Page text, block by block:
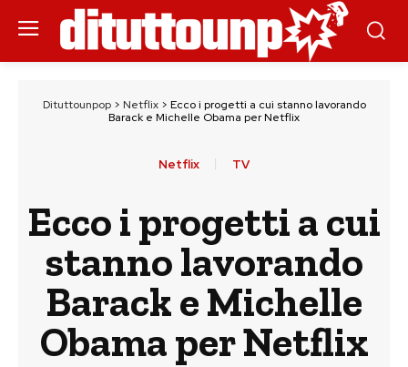
Dituttounpop> Netflix> Ecco i progetti a cui stanno lavorando
Barack e Michelle Obama per Netflix
Netflix TV
Ecco i progetti a cui
stanno lavorando
Barack e Michelle
Obama per Netflix